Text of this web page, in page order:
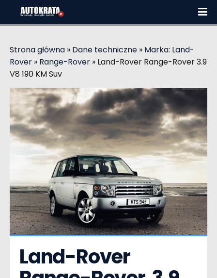
Strona główna » Dane techniczne » Marka: Land-
Rover » Range-Rover » Land-Rover Range-Rover 3.9
V8 190 KM Suv
Land-Rover